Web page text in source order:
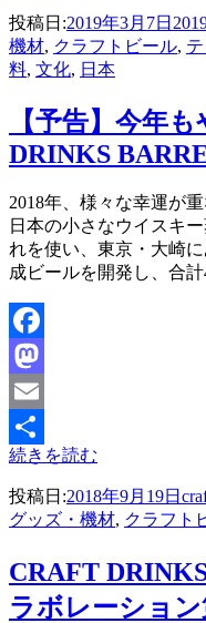
有
投稿日:2019年3月7日
機材, クラフトビール,
料, 文化, 日本
【予告】今年
DRINKS
投稿者 master
2018年、様々な幸運が
日本の小さなウイスキ
れを使い、東京・大崎
成ビールを開発し、合
Facebook
Mastodon
Email
共
有
続きを読む
投稿日:2018年9月19日
グッズ・機材, クラフト
CRAFT
ラボレーション